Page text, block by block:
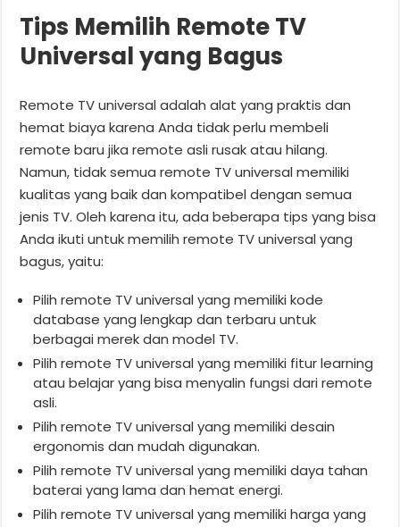
Tips Memilih Remote TV
Universal yang Bagus
Remote TV universal adalah alat yang praktis dan
hemat biaya karena Anda tidak perlu membeli
remote baru jika remote asli rusak atau hilang.
Namun, tidak semua remote TV universal memiliki
kualitas yang baik dan kompatibel dengan semua
jenis TV. Oleh karena itu, ada beberapa tips yang bisa
Anda ikuti untuk memilih remote TV universal yang
bagus, yaitu:
Pilih remote TV universal yang memiliki kode
database yang lengkap dan terbaru untuk
berbagai merek dan model TV.
Pilih remote TV universal yang memiliki fitur learning
atau belajar yang bisa menyalin fungsi dari remote
asli.
Pilih remote TV universal yang memiliki desain
ergonomis dan mudah digunakan.
Pilih remote TV universal yang memiliki daya tahan
baterai yang lama dan hemat energi.
Pilih remote TV universal yang memiliki harga yang